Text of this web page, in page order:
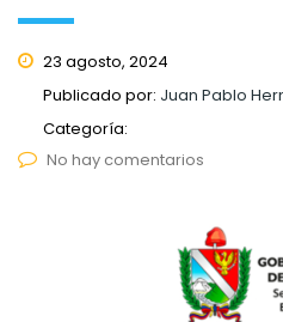
23 agosto, 2024
Publicado por: Juan Pablo
Categoría:
No hay comentarios